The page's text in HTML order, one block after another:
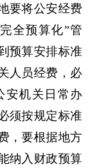
要将公安经费
全预算化”管
预算安排标准
人员经费，必
安机关日常办
须按规定标准
，要根据地方
纳入财政预算